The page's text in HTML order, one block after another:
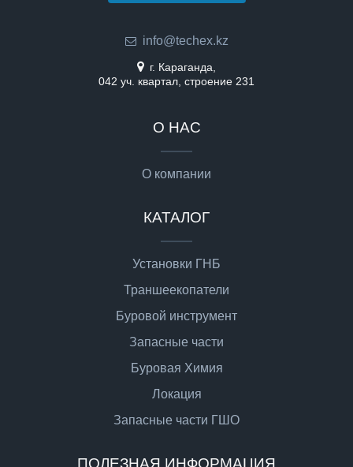
info@techex.kz
г. Караганда,
042 уч. квартал, строение 231
О НАС
О компании
КАТАЛОГ
Установки ГНБ
Траншеекопатели
Буровой инструмент
Запасные части
Буровая Химия
Локация
Запасные части ГШО
ПОЛЕЗНАЯ ИНФОРМАЦИЯ